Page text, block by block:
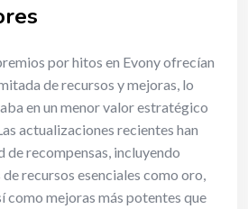
por hitos en Evony ofrecían
de recursos y mejoras, lo
en un menor valor estratégico
actualizaciones recientes han
de recompensas, incluyendo
recursos esenciales como oro,
como mejoras más potentes que